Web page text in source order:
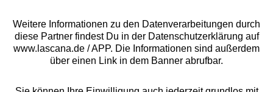
Weitere Informationen zu den Datenverarbeitungen durch
diese Partner findest Du in der Datenschutzerklärung auf
www.lascana.de / APP. Die Informationen sind außerdem
über einen Link in dem Banner abrufbar.